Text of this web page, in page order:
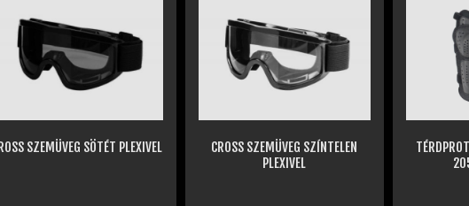
CROSS SZEMÜVEG SZÍNTELEN
TÉRDPROTEKTOR GYEREK VIG-
20541 (36CM)